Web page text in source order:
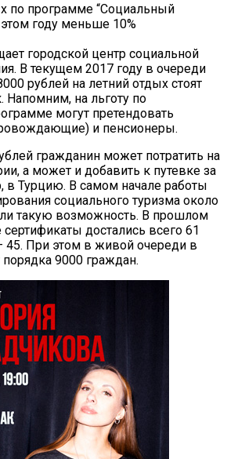
по программе “Социальный
году меньше 10%
городской центр социальной
В текущем 2017 году в очереди
рублей на летний отдых стоят
Напомним, на льготу по
могут претендовать
и пенсионеры.
гражданин может потратить на
а может и добавить к путевке за
в Турцию. В самом начале работы
социального туризма около
такую возможность. В прошлом
достались всего 61
45. При этом в живой очереди в
порядка 9000 граждан.